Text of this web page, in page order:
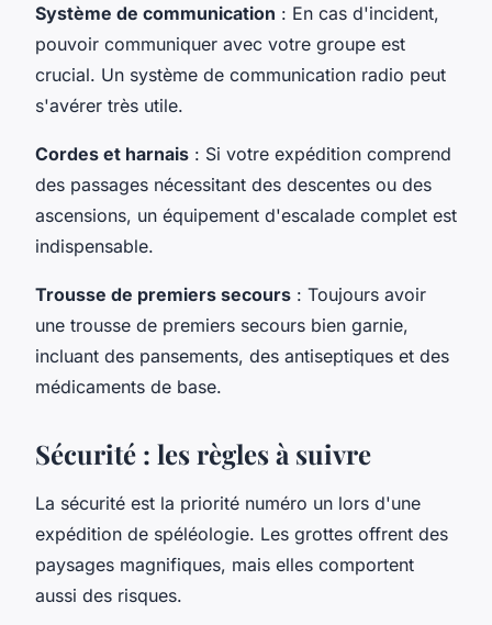
Système de communication : En cas d'incident,
pouvoir communiquer avec votre groupe est
crucial. Un système de communication radio peut
s'avérer très utile.
Cordes et harnais : Si votre expédition comprend
des passages nécessitant des descentes ou des
ascensions, un équipement d'escalade complet est
indispensable.
Trousse de premiers secours : Toujours avoir
une trousse de premiers secours bien garnie,
incluant des pansements, des antiseptiques et des
médicaments de base.
Sécurité : les règles à suivre
La sécurité est la priorité numéro un lors d'une
expédition de spéléologie. Les grottes offrent des
paysages magnifiques, mais elles comportent
aussi des risques.